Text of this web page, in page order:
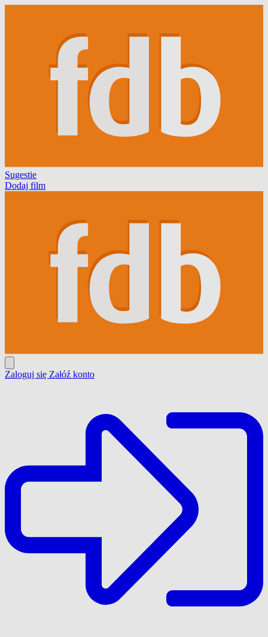
Sugestie
Dodaj film
Zaloguj się Załóź konto